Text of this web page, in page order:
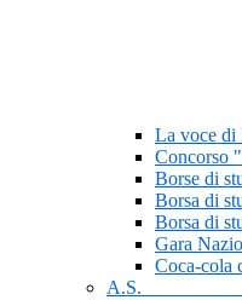
La voce di
Concorso
Borse di
Borsa di
Borsa di
Gara
Coca-cola